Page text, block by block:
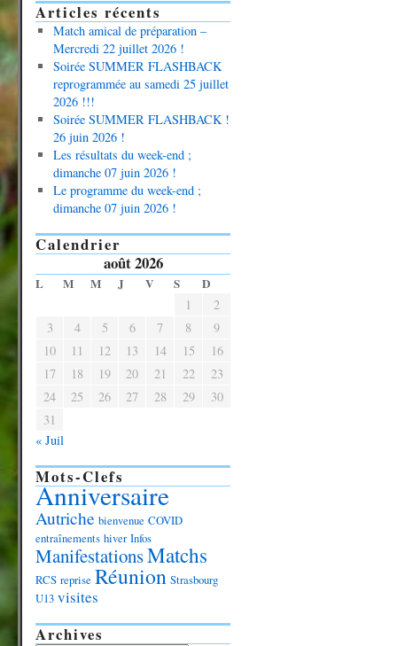
Articles récents
Match amical de préparation –
Mercredi 22 juillet 2026 !
Soirée SUMMER FLASHBACK
reprogrammée au samedi 25 juillet
2026 !!!
Soirée SUMMER FLASHBACK !
26 juin 2026 !
Les résultats du week-end ;
dimanche 07 juin 2026 !
Le programme du week-end ;
dimanche 07 juin 2026 !
Calendrier
août 2026
L M M J V S D
1
2
3
4 5 6 7 8
9
10
11 12 13 14 15
16
17
18 19 20 21 22
23
24
25 26 27 28 29
30
31
« Juil
Mots-Clefs
Anniversaire
Autriche bienvenue COVID
entraînements hiver Infos
ManifestationsMatchs
RCS reprise Réunion Strasbourg
U13 visites
Archives